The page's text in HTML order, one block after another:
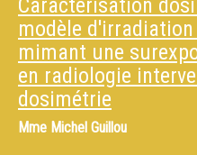
Caractérisation
modèle
mimant une
en radiologie
dosimétrie
Mme Michel Guillou